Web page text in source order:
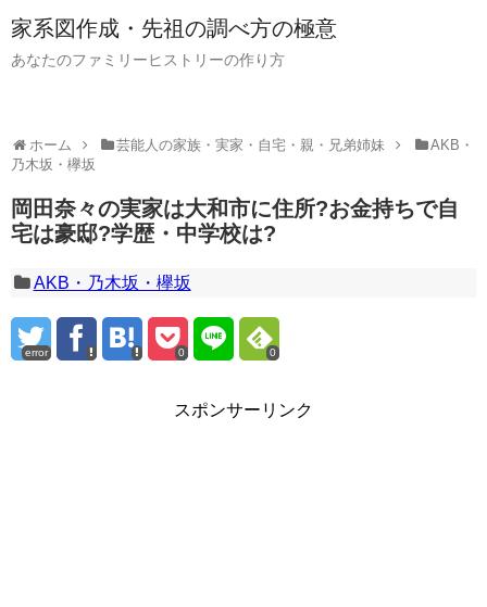
家系図作成・先祖の調べ方の極意
あなたのファミリーヒストリーの作り方
ホーム 芸能人の家族・実家・自宅・親・兄弟姉妹
AKB・
乃木坂・欅坂
岡田奈々の実家は大和市に住所?お金持ちで自
宅は豪邸?学歴・中学校は?
AKB・乃木坂・欅坂
error 0 0
スポンサーリンク